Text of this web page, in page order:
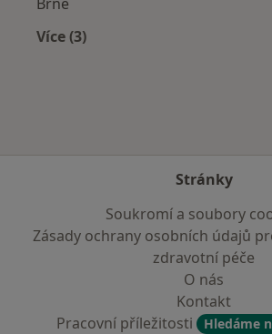
Více (3)
Stránky
Soukromí a soubory
Zásady ochrany osobních údajů
zdravotní péče
O nás
Kontakt
Pracovní příležitosti
Hledáme